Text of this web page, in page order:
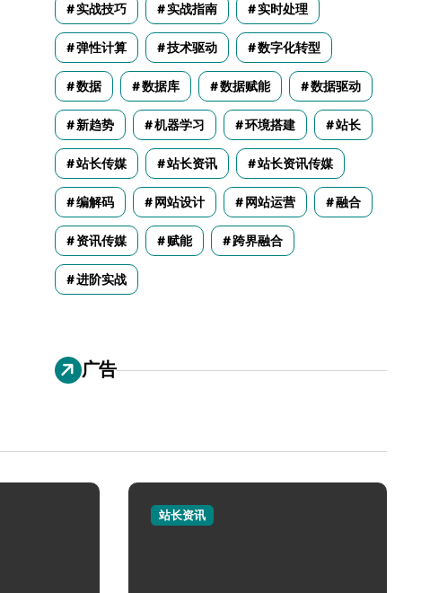
实战技巧 实战指南 实时处理
弹性计算 技术驱动 数字化转型
数据 数据库 数据赋能 数据驱动
新趋势 机器学习 环境搭建 站长
站长传媒 站长资讯 站长资讯传媒
编解码 网站设计 网站运营 融合
资讯传媒 赋能 跨界融合
进阶实战
广告
站长资讯